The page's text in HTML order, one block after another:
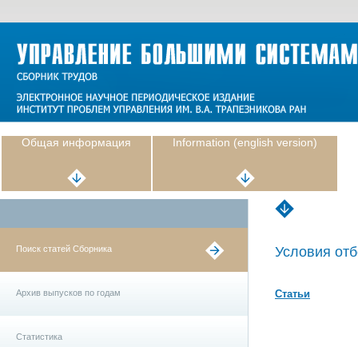
Общая информация Information (english version)
Поиск статей Сборника
Архив выпусков по годам
Статистика
Условия
Статьи